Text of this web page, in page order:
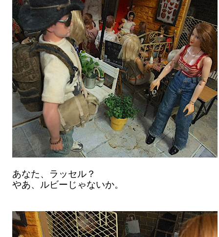
あなた、ラッセル？
やあ、ルビーじゃないか。